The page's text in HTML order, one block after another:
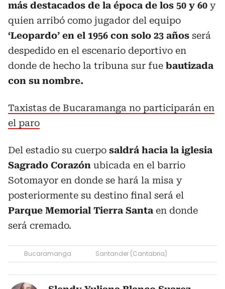
más destacados de la época de los 50 y 60 y
quien arribó como jugador del equipo
‘Leopardo’ en el 1956 con solo 23 años será
despedido en el escenario deportivo en
donde de hecho la tribuna sur fue bautizada
con su nombre.
Taxistas de Bucaramanga no participarán en
el paro
Del estadio su cuerpo saldrá hacia la iglesia
Sagrado Corazón ubicada en el barrio
Sotomayor en donde se hará la misa y
posteriormente su destino final será el
Parque Memorial Tierra Santa en donde
será cremado.
Bucaramanga Santander (Cantabria)